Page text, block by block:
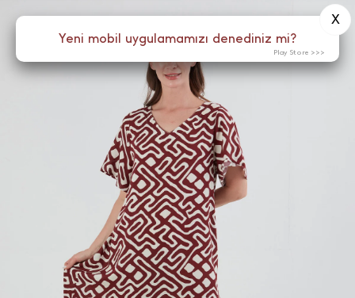
Menü
Yeni mobil uygulamamızı denediniz mi?
X
Play Store >>>